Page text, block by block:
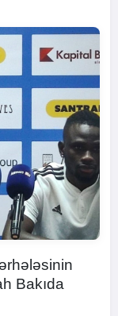
Bakıda